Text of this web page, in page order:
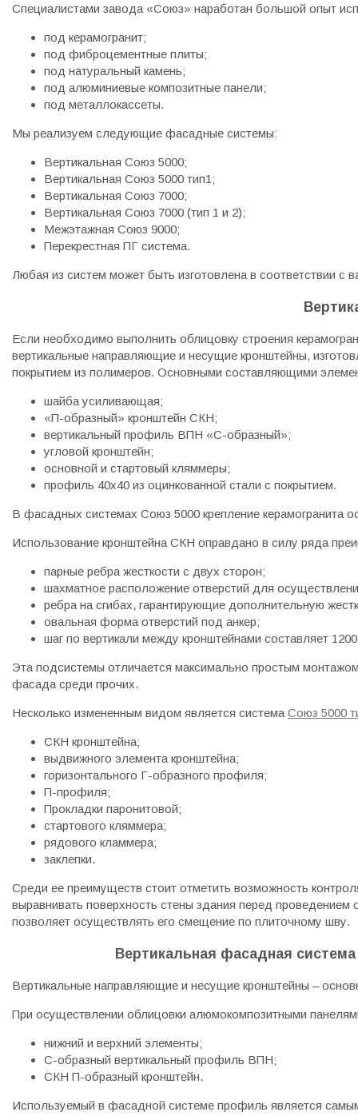
Специалистами завода «Союз» наработан большой опыт
под керамогранит;
под фиброцементные плиты;
под натуральный камень;
под алюминиевые композитные панели;
под металлокассеты.
Мы реализуем следующие фасадные системы:
Вертикальная Союз 5000;
Вертикальная Союз 5000 тип1;
Вертикальная Союз 7000;
Вертикальная Союз 7000 (тип 1 и 2);
Межэтажная Союз 9000;
Перекрестная ПГ система.
Любая из систем может быть изготовлена в соответствии с
Если необходимо выполнить облицовку строения
вертикальные направляющие и несущие кронштейны,
покрытием из полимеров. Основными составляющими
шайба усиливающая;
«П-образный» кронштейн СКН;
вертикальный профиль ВПН «С-образный»;
угловой кронштейн;
основной и стартовый кляммеры;
профиль 40х40 из оцинкованной стали с покрытием.
В фасадных системах Союз 5000 крепление керамогранита
Использование кронштейна СКН оправдано в силу ряда
парные ребра жесткости с двух сторон;
шахматное расположение отверстий для
ребра на сгибах, гарантирующие дополнительную
овальная форма отверстий под анкер;
шаг по вертикали между кронштейнами составляет
Эта подсистемы отличается максимально простым
фасада среди прочих.
Несколько измененным видом является система Союз 5000
СКН кронштейна;
выдвижного элемента кронштейна;
горизонтального Г-образного профиля;
П-профиля;
Прокладки паронитовой;
стартового кляммера;
рядового кламмера;
заклепки.
Среди ее преимуществ стоит отметить возможность
выравнивать поверхность стены здания перед
позволяет осуществлять его смещение по плиточному шву.
Вертикальная фасадная
Вертикальные направляющие и несущие кронштейны –
При осуществлении облицовки алюмокомпозитными
нижний и верхний элементы;
С-образный вертикальный профиль ВПН;
СКН П-образный кронштейн.
Используемый в фасадной системе профиль является